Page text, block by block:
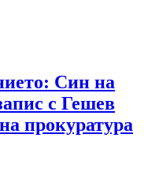
Син на
с Гешев
прокуратура